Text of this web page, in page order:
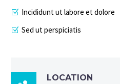
Incididunt ut labore et dolore
Sed ut perspiciatis
LOCATION